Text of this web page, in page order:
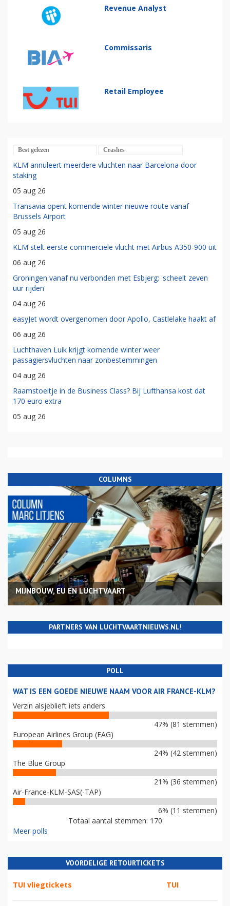
Revenue Analyst
Commissaris
Retail Employee
Best gelezen Crashes
KLM annuleert meerdere vluchten naar Barcelona door
staking
05 aug 26
Transavia opent komende winter nieuwe route vanaf
Brussels Airport
05 aug 26
KLM stelt eerste commerciële vlucht met Airbus A350-900 uit
06 aug 26
Groningen vanaf nu verbonden met Esbjerg: 'scheelt zeven
uur rijden'
04 aug 26
easyJet wordt overgenomen door Apollo, Castlelake haakt af
06 aug 26
Luchthaven Luik krijgt komende winter weer
passagiersvluchten naar zonbestemmingen
04 aug 26
Raamstoeltje in de Business Class? Bij Lufthansa kost dat
170 euro extra
05 aug 26
COLUMNS
MIJNBOUW, EU EN LUCHTVAART
PARTNERS VAN LUCHTVAARTNIEUWS.NL!
POLL
WAT IS EEN GOEDE NIEUWE NAAM VOOR AIR FRANCE-KLM?
Verzin alsjeblieft iets anders
47% (81 stemmen)
European Airlines Group (EAG)
24% (42 stemmen)
The Blue Group
21% (36 stemmen)
Air-France-KLM-SAS(-TAP)
6% (11 stemmen)
Totaal aantal stemmen: 170
Meer polls
VOORDELIGE RETOURTICKETS
TUI vliegtickets TUI